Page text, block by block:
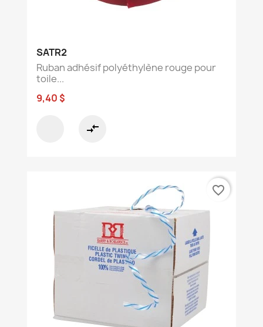
SATR2
Ruban adhésif polyéthylène rouge pour
toile...
9,40 $
compare_arrows
favorite_border